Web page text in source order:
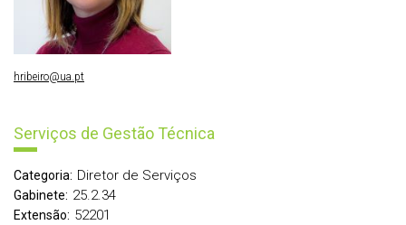
Serviços de Gestão Técnica
Categoria: Diretor de Serviços
Gabinete: 25.2.34
Extensão: 52201
hribeiro@ua.pt